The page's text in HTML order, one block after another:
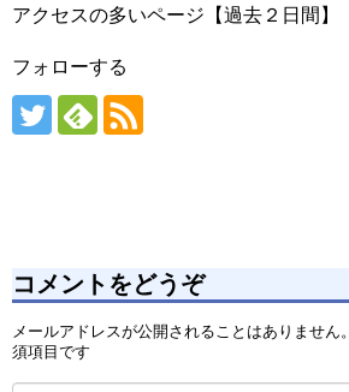
アクセスの多いページ【過去２日間】
フォローする
コメントをどうぞ
メールアドレスが公開されることはありません。
須項目です